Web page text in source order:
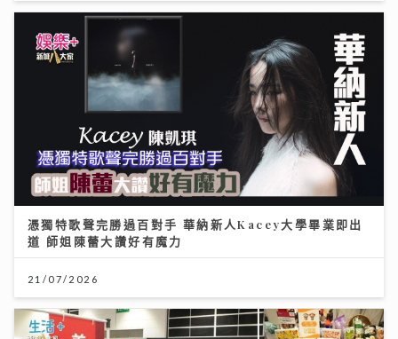
憑獨特歌聲完勝過百對手 華納新人Kacey大學畢業即出
道 師姐陳蕾大讚好有魔力
21/07/2026